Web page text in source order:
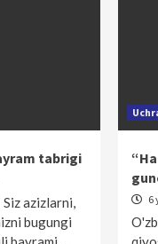
tabrigi
azizlarni,
bugungi
6